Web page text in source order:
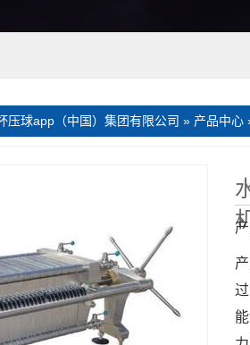
压球app（中国）集团有限公司 » 产品中心